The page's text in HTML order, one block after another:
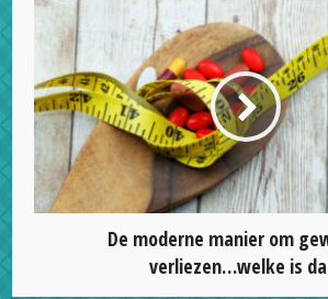
De moderne manier om
verliezen…welke is